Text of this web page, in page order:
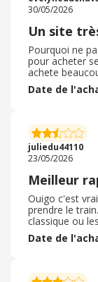
30/05/2026
Un site
Pourquoi ne
pour acheter
achete beaucoup On commence à prendre l
on clique et
lequel on surfe d habitude
comme moi de
ne peut pas vous aider à faire un
est si simple et
Date de
juliedu44110
23/05/2026
Meilleur
Ouigo c'est
prendre le
classique ou
vraiment réduit
les prends
vrai plus
Date de